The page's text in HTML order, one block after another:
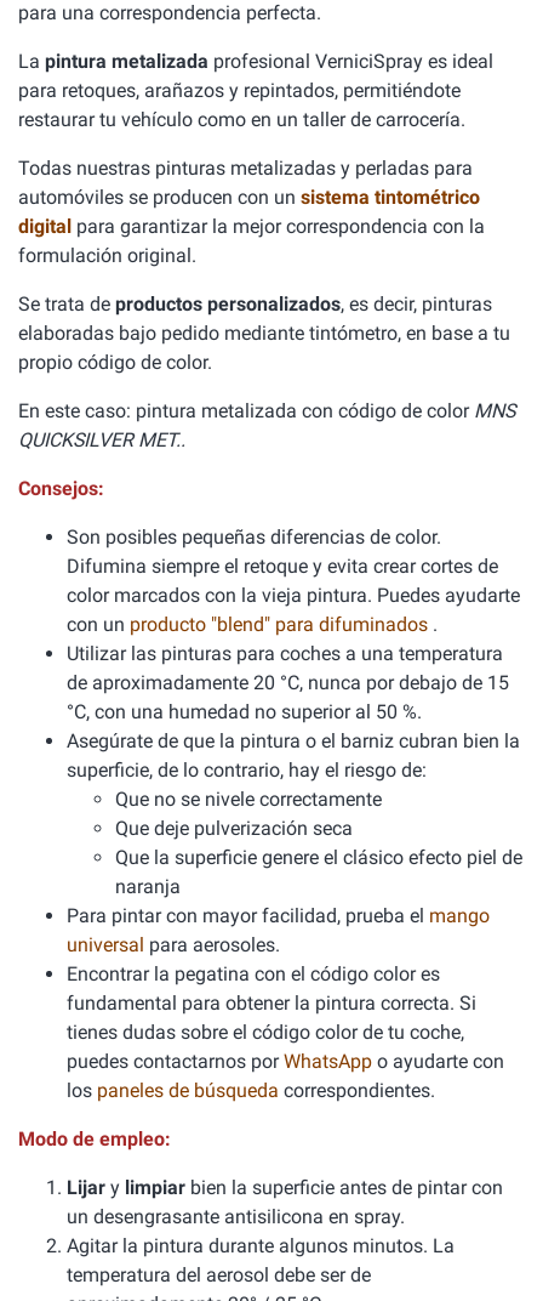
para una correspondencia perfecta.
La pintura metalizada profesional VerniciSpray es ideal
para retoques, arañazos y repintados, permitiéndote
restaurar tu vehículo como en un taller de carrocería.
Todas nuestras pinturas metalizadas y perladas para
automóviles se producen con un sistema tintométrico
digital para garantizar la mejor correspondencia con la
formulación original.
Se trata de productos personalizados, es decir, pinturas
elaboradas bajo pedido mediante tintómetro, en base a tu
propio código de color.
En este caso: pintura metalizada con código de color MNS
QUICKSILVER MET..
Consejos:
Son posibles pequeñas diferencias de color.
Difumina siempre el retoque y evita crear cortes de
color marcados con la vieja pintura. Puedes ayudarte
con un producto "blend" para difuminados .
Utilizar las pinturas para coches a una temperatura
de aproximadamente 20 °C, nunca por debajo de 15
°C, con una humedad no superior al 50 %.
Asegúrate de que la pintura o el barniz cubran bien la
superficie, de lo contrario, hay el riesgo de:
Que no se nivele correctamente
Que deje pulverización seca
Que la superficie genere el clásico efecto piel de
naranja
Para pintar con mayor facilidad, prueba el mango
universal para aerosoles.
Encontrar la pegatina con el código color es
fundamental para obtener la pintura correcta. Si
tienes dudas sobre el código color de tu coche,
puedes contactarnos porWhatsApp o ayudarte con
los paneles de búsqueda correspondientes.
Modo de empleo:
Lijar y limpiar bien la superficie antes de pintar con
un desengrasante antisilicona en spray.
Agitar la pintura durante algunos minutos. La
temperatura del aerosol debe ser de